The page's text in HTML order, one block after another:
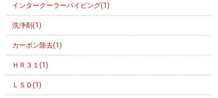
インタークーラーパイピング(1)
洗浄剤(1)
カーボン除去(1)
ＨＲ３１(1)
ＬＳＤ(1)